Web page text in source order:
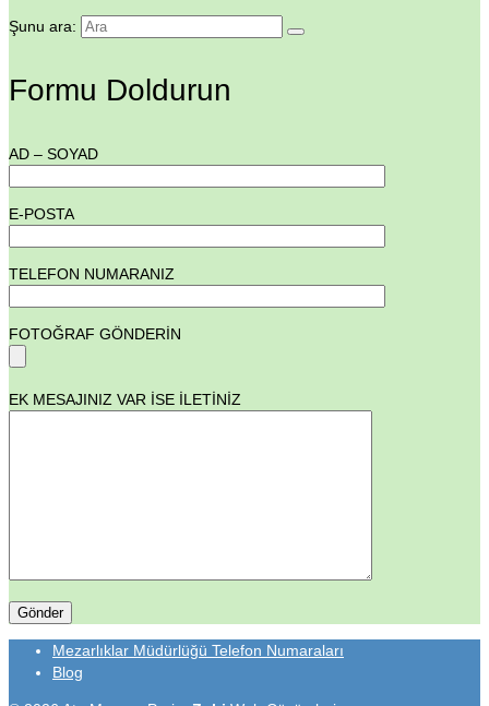
Şunu ara:
Formu Doldurun
AD – SOYAD
E-POSTA
TELEFON NUMARANIZ
FOTOĞRAF GÖNDERİN
EK MESAJINIZ VAR İSE İLETİNİZ
Mezarlıklar Müdürlüğü Telefon Numaraları
Blog